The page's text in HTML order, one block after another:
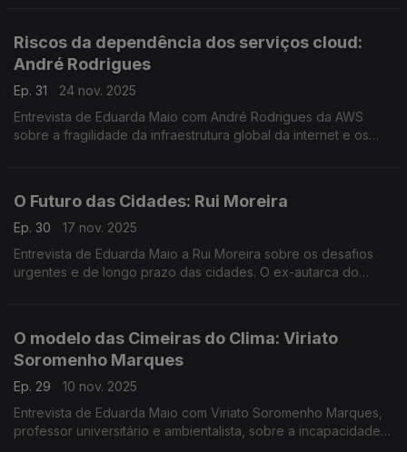
Riscos da dependência dos serviços cloud:
André Rodrigues
Ep. 31
24 nov. 2025
Entrevista de Eduarda Maio com André Rodrigues da AWS
sobre a fragilidade da infraestrutura global da internet e os
O Futuro das Cidades: Rui Moreira
Ep. 30
17 nov. 2025
Entrevista de Eduarda Maio a Rui Moreira sobre os desafios
urgentes e de longo prazo das cidades. O ex-autarca do
O modelo das Cimeiras do Clima: Viriato
Soromenho Marques
Ep. 29
10 nov. 2025
Entrevista de Eduarda Maio com Viriato Soromenho Marques,
professor universitário e ambientalista, sobre a incapacidade